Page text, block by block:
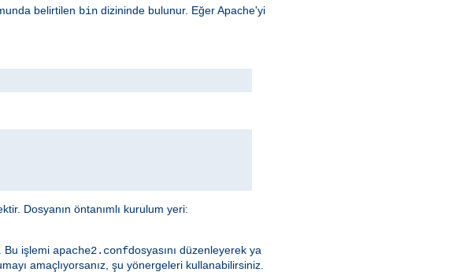
belirtilen bin dizininde bulunur. Eğer Apache'yi
Dosyanın öntanımlı kurulum yeri:
Bu işlemi apache2.confdosyasını düzenleyerek ya
amaçlıyorsanız, şu yönergeleri kullanabilirsiniz.